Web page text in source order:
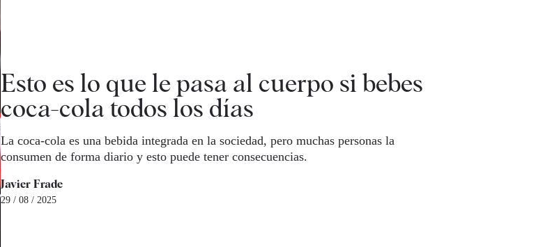
Esto es lo que le pasa al cuerpo si bebes
coca-cola todos los días
La coca-cola es una bebida integrada en la sociedad, pero muchas personas la
consumen de forma diario y esto puede tener consecuencias.
Javier Frade
29 / 08 / 2025